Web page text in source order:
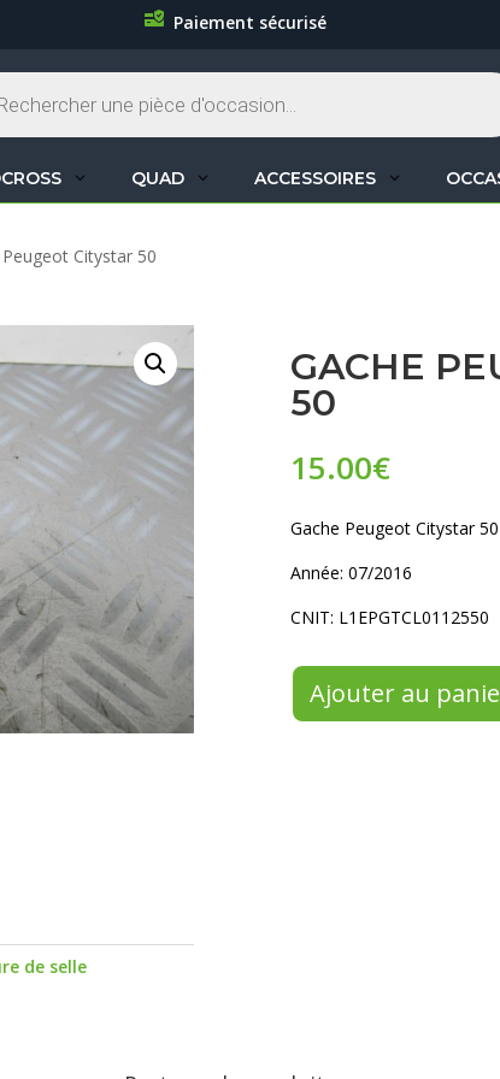
Paiement sécurisé
QUAD ACCESSOIRES
Citystar 50
de selle
GACHE
50
15.00€
Gache Peugeot Citystar 50
Année: 07/2016
CNIT: L1EPGTCL0112550
Ajouter au